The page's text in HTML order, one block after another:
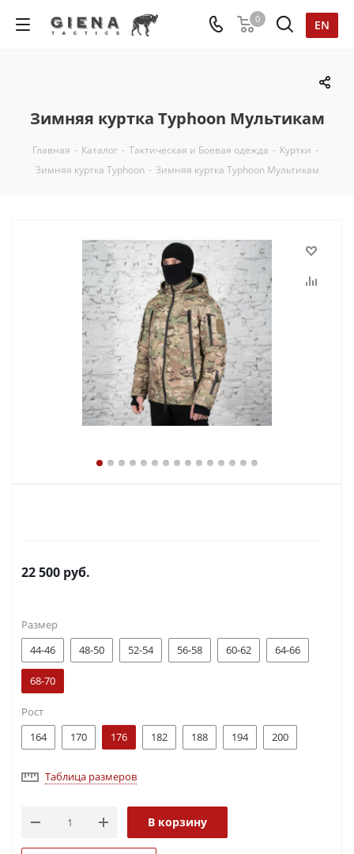
EN
0
Зимняя куртка Typhoon Мультикам
Главная - Каталог - Тактическая и Боевая одежда - Куртки -
Зимняя куртка Typhoon - Зимняя куртка Typhoon Мультикам
22 500 руб.
Размер
44-46
48-50 52-54 56-58 60-62 64-66
68-70
Рост
164
170 176 182 188 194 200
Таблица размеров
В корзину